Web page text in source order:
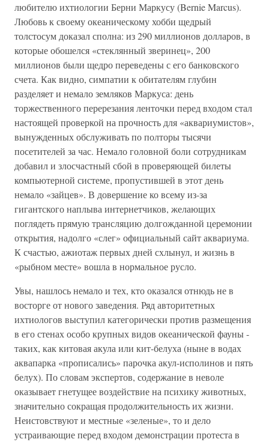
любителю ихтиологии Берни Маркусу (Bernie Marcus).
Любовь к своему океаническому хобби щедрый
толстосум доказал сполна: из 290 миллионов долларов, в
которые обошелся «стеклянный зверинец», 200
миллионов были щедро переведены с его банковского
счета. Как видно, симпатии к обитателям глубин
разделяет и немало земляков Маркуса: день
торжественного перерезания ленточки перед входом стал
настоящей проверкой на прочность для «аквариумистов»,
вынужденных обслуживать по полторы тысячи
посетителей за час. Немало головной боли сотрудникам
добавил и злосчастный сбой в проверяющей билеты
компьютерной системе, пропустившей в этот день
немало «зайцев». В довершение ко всему из-за
гигантского наплыва интернетчиков, желающих
поглядеть прямую трансляцию долгожданной церемонии
открытия, надолго «слег» официальный сайт аквариума.
К счастью, ажиотаж первых дней схлынул, и жизнь в
«рыбном месте» вошла в нормальное русло.
Увы, нашлось немало и тех, кто оказался отнюдь не в
восторге от нового заведения. Ряд авторитетных
ихтиологов выступил категорически против размещения
в его стенах особо крупных видов океанической фауны -
таких, как китовая акула или кит-белуха (ныне в водах
аквапарка «прописались» парочка акул-исполинов и пять
белух). По словам экспертов, содержание в неволе
оказывает гнетущее воздействие на психику животных,
значительно сокращая продолжительность их жизни.
Неистовствуют и местные «зеленые», то и дело
устраивающие перед входом демонстрации протеста в